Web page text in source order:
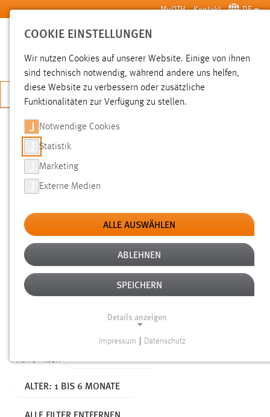
Zum Hauptinhalt springen MyOTH Kontakt DE
SUCHE
JETZT BEWERBEN
SUCHE
FILTER
Typ
Erstellungsdatum
Alter
Aktive Filter:
ALTER: 1 BIS 6 MONATE
ALLE FILTER ENTFERNEN
COOKIE EINSTELLUNGEN
Wir nutzen Cookies auf unserer Website. Einige von ihnen
sind technisch notwendig, während andere uns helfen,
diese Website zu verbessern oder zusätzliche
Funktionalitäten zur Verfügung zu stellen.
Notwendige Cookies
Statistik
Marketing
Externe Medien
ALLE AUSWÄHLEN
ABLEHNEN
SPEICHERN
Details anzeigen
Funktionen und sind für die einwandfreie Funktion der
Impressum Datenschutz